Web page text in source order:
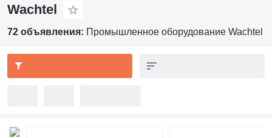
Wachtel
72 объявления: Промышленное оборудование Wachtel